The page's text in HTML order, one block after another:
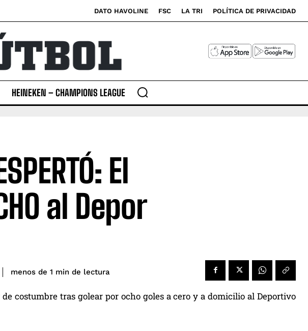
DATO HAVOLINE FSC LA TRI POLÍTICA DE PRIVACIDAD
HEINEKEN – CHAMPIONS LEAGUE
El
al Depor
menos de 1 min de lectura
costumbre tras golear por ocho goles a cero y a domicilio al Deportivo